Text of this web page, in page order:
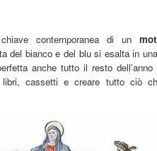
contemporanea di un
del bianco e del blu si esalta in
anche tutto il resto dell’anno
libri, cassetti e creare tutto ciò